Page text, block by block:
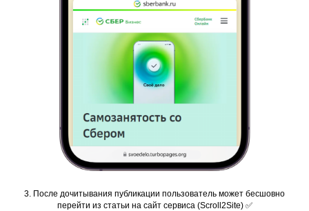
3. После дочитывания публикации пользователь может бесшовно
перейти из статьи на сайт сервиса (Scroll2Site) ✅